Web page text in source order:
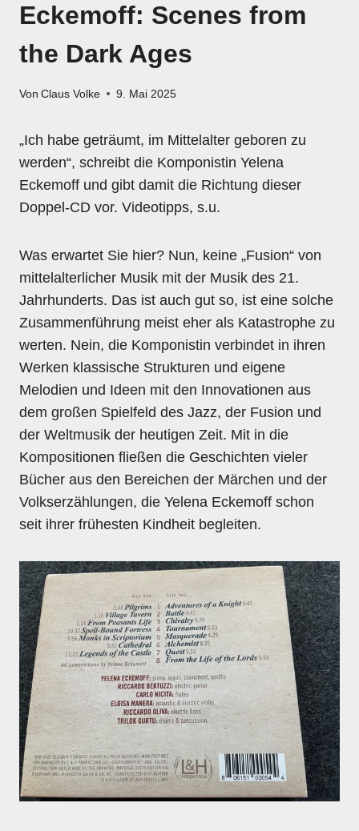
Eckemoff: Scenes from
the Dark Ages
Von Claus Volke 9. Mai 2025
„Ich habe geträumt, im Mittelalter geboren zu
werden“, schreibt die Komponistin Yelena
Eckemoff und gibt damit die Richtung dieser
Doppel-CD vor. Videotipps, s.u.
Was erwartet Sie hier? Nun, keine „Fusion“ von
mittelalterlicher Musik mit der Musik des 21.
Jahrhunderts. Das ist auch gut so, ist eine solche
Zusammenführung meist eher als Katastrophe zu
werten. Nein, die Komponistin verbindet in ihren
Werken klassische Strukturen und eigene
Melodien und Ideen mit den Innovationen aus
dem großen Spielfeld des Jazz, der Fusion und
der Weltmusik der heutigen Zeit. Mit in die
Kompositionen fließen die Geschichten vieler
Bücher aus den Bereichen der Märchen und der
Volkserzählungen, die Yelena Eckemoff schon
seit ihrer frühesten Kindheit begleiten.